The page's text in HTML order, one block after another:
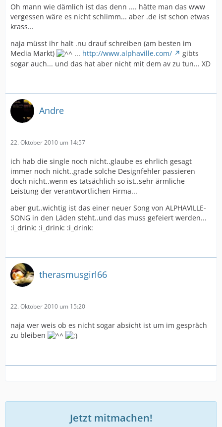
Oh mann wie dämlich ist das denn .... hätte man das www
vergessen wäre es nicht schlimm... aber .de ist schon etwas
krass...
naja müsst ihr halt .nu drauf schreiben (am besten im
Media Markt)
... http://www.alphaville.com/
gibts
sogar auch... und das hat aber nicht mit dem av zu tun... XD
Andre
22. Oktober 2010 um 14:57
ich hab die single noch nicht..glaube es ehrlich gesagt
immer noch nicht..grade solche Designfehler passieren
doch nicht..wenn es tatsächlich so ist..sehr ärmliche
Leistung der verantwortlichen Firma...
aber gut..wichtig ist das einer neuer Song von ALPHAVILLE-
SONG in den Läden steht..und das muss gefeiert werden...
:i_drink: :i_drink: :i_drink:
therasmusgirl66
22. Oktober 2010 um 15:20
naja wer weis ob es nicht sogar absicht ist um im gespräch
zu bleiben
Jetzt mitmachen!